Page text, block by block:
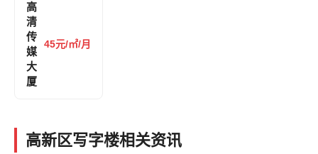
高
清
传
媒
大
厦
45元/㎡/月
高新区写字楼相关资讯